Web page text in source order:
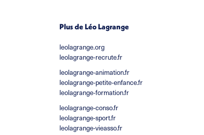
Plus de Léo Lagrange
leolagrange.org
leolagrange-recrute.fr
leolagrange-animation.fr
leolagrange-petite-enfance.fr
leolagrange-formation.fr
leolagrange-conso.fr
leolagrange-sport.fr
leolagrange-vieasso.fr